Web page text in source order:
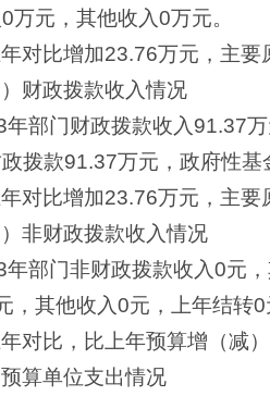
0万元，其他收入0万元。
对比增加23.76万元，主
）财政拨款收入情况
年部门财政拨款收入91.37
拨款91.37万元，政府性
对比增加23.76万元，主
）非财政拨款收入情况
年部门非财政拨款收入0元
，其他收入0元，上年结转
对比，比上年预算增（减
算单位支出情况